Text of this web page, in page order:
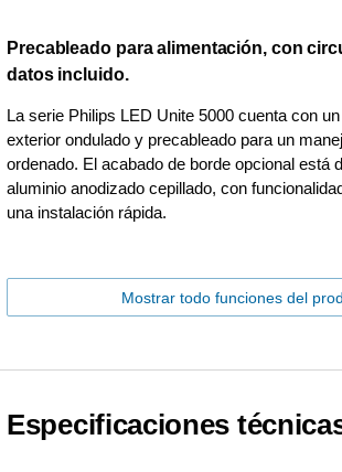
Precableado para alimentación, con
datos incluido.
La serie Philips LED Unite 5000 cuenta con
exterior ondulado y precableado para un
ordenado. El acabado de borde opcional está
aluminio anodizado cepillado, con
una instalación rápida.
Mostrar todo funciones del
Especificaciones